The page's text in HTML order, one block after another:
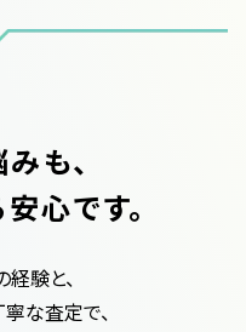
も、
心です。
験と、
な査定で、